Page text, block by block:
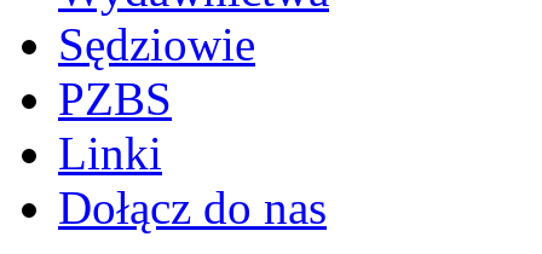
Sędziowie
PZBS
Linki
Dołącz do nas